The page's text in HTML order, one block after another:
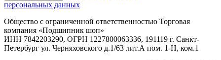
персональных данных
Общество с ограниченной ответственностью Торговая
компания «Подшипник шоп»
ИНН 7842203290, ОГРН 1227800063336, 191119 г. Санкт-
Петербург ул. Черняховского д.1/63 лит.А пом. 1-Н, ком.1